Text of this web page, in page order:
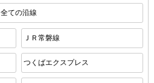
全ての沿線
ＪＲ常磐線
つくばエクスプレス